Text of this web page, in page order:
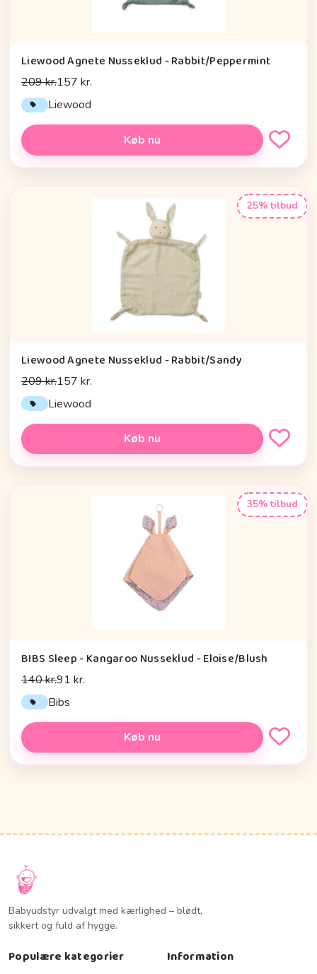
Liewood Agnete Nusseklud - Rabbit/Peppermint
209 kr.157 kr.
Liewood
Køb nu
25% tilbud
Liewood Agnete Nusseklud - Rabbit/Sandy
209 kr.157 kr.
Liewood
Køb nu
35% tilbud
BIBS Sleep - Kangaroo Nusseklud - Eloise/Blush
140 kr.91 kr.
Bibs
Køb nu
Babyudstyr udvalgt med kærlighed – blødt,
sikkert og fuld af hygge.
Populære kategorier Information